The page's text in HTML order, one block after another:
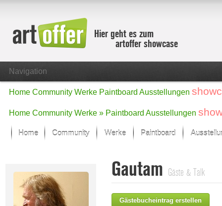
Hier geht es zum
artoffer showcase
Navigation
Home Community Werke Paintboard Ausstellungen
Home Community Werke » Paintboard Ausstellungen
Home Community Werke
Der letzte Monat im Fokus
Alle Fokus-Werke
Standard-Ansicht
Fokus-Werke
Paintboard
Gautam Gäste & Talk
Gästebucheintrag erstellen